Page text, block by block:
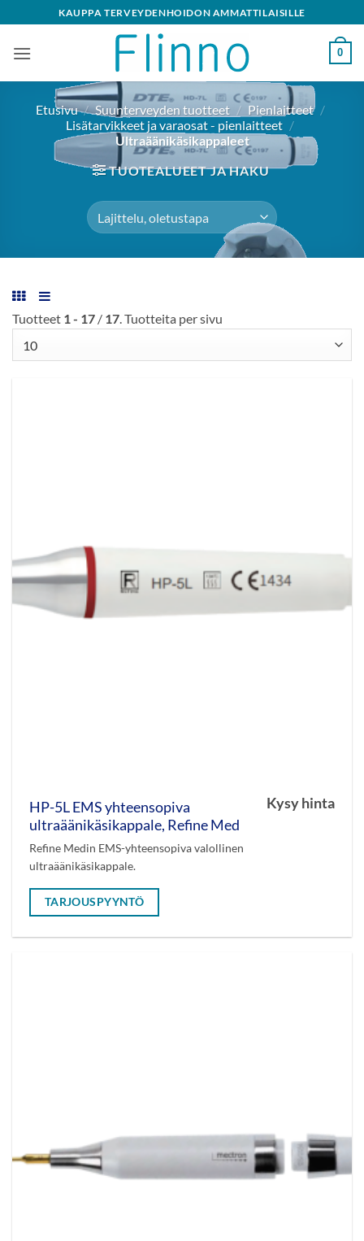
to
content
KAUPPA TERVEYDENHOIDON AMMATTILAISILLE
0
Etusivu / Suunterveyden tuotteet / Pienlaitteet /
Lisätarvikkeet ja varaosat - pienlaitteet /
Ultraäänikäsikappaleet
TUOTEALUEET JA HAKU
Tuotteet 1 - 17 / 17. Tuotteita per sivu
HP-5L EMS yhteensopiva
ultraäänikäsikappale, Refine Med
Kysy hinta
Refine Medin EMS-yhteensopiva valollinen
ultraäänikäsikappale.
TARJOUSPYYNTÖ